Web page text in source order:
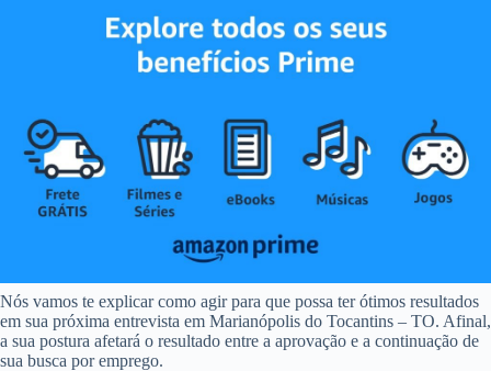
Nós vamos te explicar como agir para que possa ter ótimos resultados
em sua próxima entrevista em Marianópolis do Tocantins – TO. Afinal,
a sua postura afetará o resultado entre a aprovação e a continuação de
sua busca por emprego.